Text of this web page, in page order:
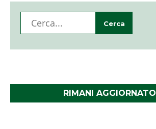
RIMANI AGGIORNATO